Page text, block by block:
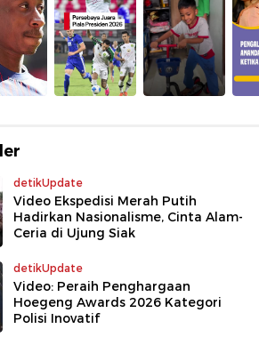
detikUpdate
Video Ekspedisi Merah Putih
Hadirkan Nasionalisme, Cinta Alam-
Ceria di Ujung Siak
detikUpdate
Video: Peraih Penghargaan
Hoegeng Awards 2026 Kategori
Polisi Inovatif